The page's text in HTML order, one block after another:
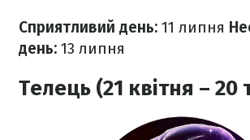
Сприятливий день: 11 липня
день: 13 липня
Телець (21 квітня – 20